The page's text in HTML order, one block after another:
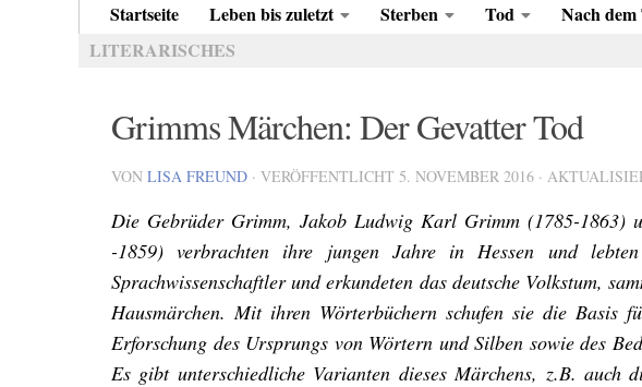
Startseite Leben bis zuletzt Sterben Tod Nach dem
LITERARISCHES
Grimms Märchen: Der Gevatter Tod
VON LISA FREUND · VERÖFFENTLICHT 5. NOVEMBER 2016 ·
Die Gebrüder Grimm, Jakob Ludwig Karl Grimm (1785-1863)
-1859) verbrachten ihre jungen Jahre in Hessen und
Sprachwissenschaftler und erkundeten das deutsche Volkstum,
Hausmärchen. Mit ihren Wörterbüchern schufen sie die Basis
Erforschung des Ursprungs von Wörtern und Silben sowie des
Es gibt unterschiedliche Varianten dieses Märchens, z.B. auch